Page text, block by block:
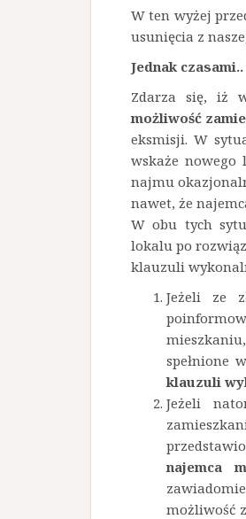
W ten wyżej
usunięcia z
Jednak czasami..
Zdarza się, iż
możliwość
eksmisji. W
wskaże
najmu
nawet, że
W obu tych
lokalu po
klauzuli
Jeżeli ze
spełnione
klauzuli
Jeżeli
najemca
możliwość